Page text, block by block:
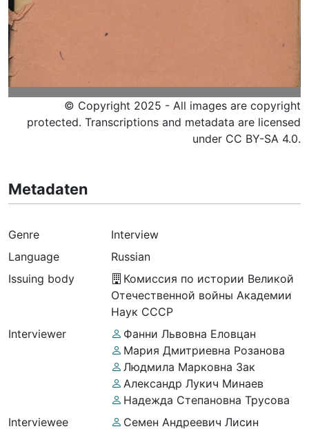
© Copyright 2025 - All images are copyright
protected. Transcriptions and metadata are licensed
under CC BY-SA 4.0.
Metadaten
Genre
Interview
Language
Russian
Issuing body
Комиссия по истории Великой
Отечественной войны Академии
Наук СССР
Interviewer
Фанни Львовна Еловцан
Мария Дмитриевна Розанова
Людмила Марковна Зак
Александр Лукич Минаев
Надежда Степановна Трусова
Interviewee
Семен Андреевич Лисин